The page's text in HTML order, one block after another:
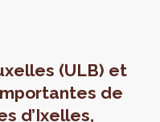
(ULB) et
de
d’Ixelles,